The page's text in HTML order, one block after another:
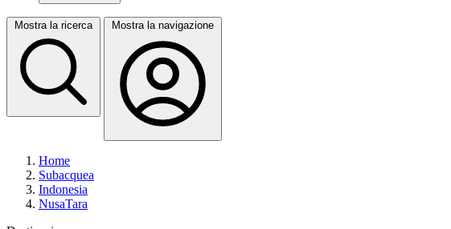
Mostra la ricerca Mostra la navigazione
Home
Subacquea
Indonesia
NusaTara